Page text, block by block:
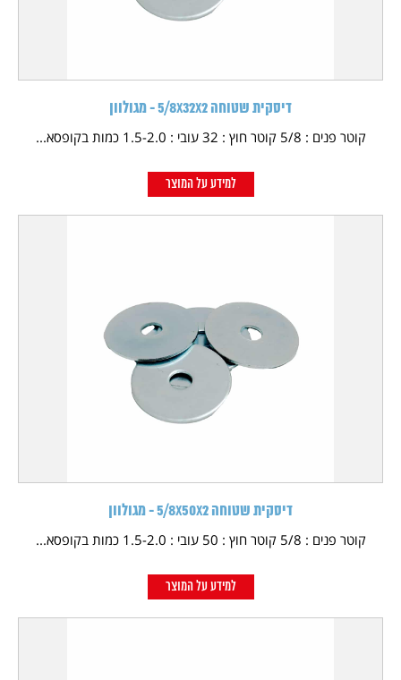
דיסקית שטוחה 5/8X32X2 - מגולוון
קוטר פנים : 5/8 קוטר חוץ : 32 עובי : 1.5-2.0 כמות בקופסא...
למידע על המוצר
דיסקית שטוחה 5/8X50X2 - מגולוון
קוטר פנים : 5/8 קוטר חוץ : 50 עובי : 1.5-2.0 כמות בקופסא...
למידע על המוצר